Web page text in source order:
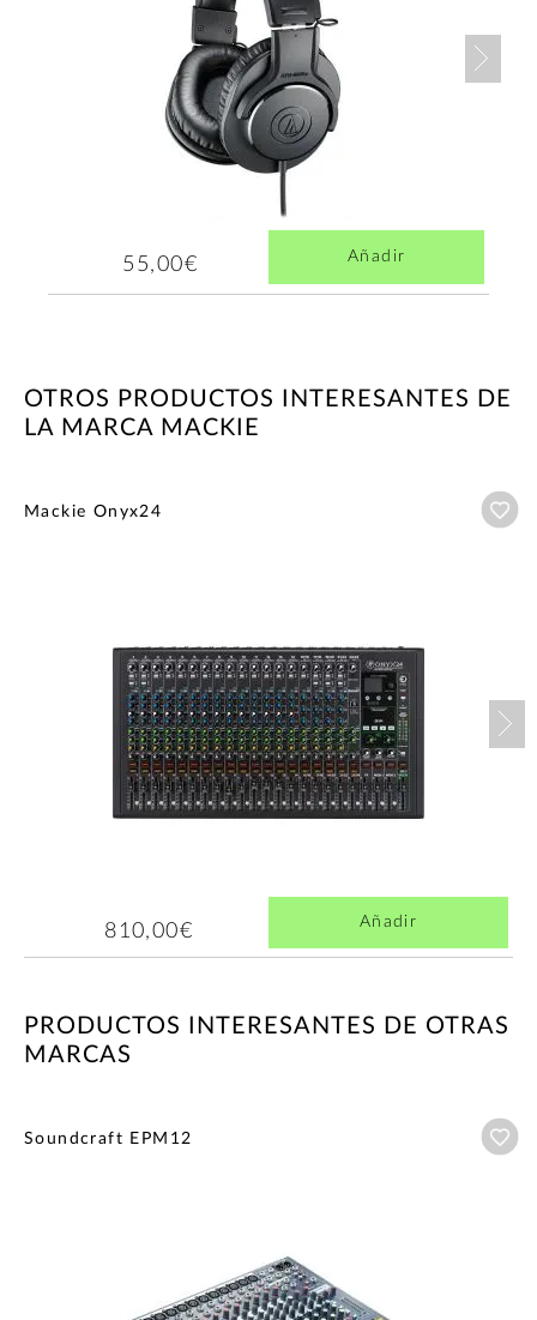
55,00€ Añadir
OTROS PRODUCTOS INTERESANTES DE
LA MARCA MACKIE
Mackie Onyx24
810,00€ Añadir
PRODUCTOS INTERESANTES DE OTRAS
MARCAS
Soundcraft EPM12